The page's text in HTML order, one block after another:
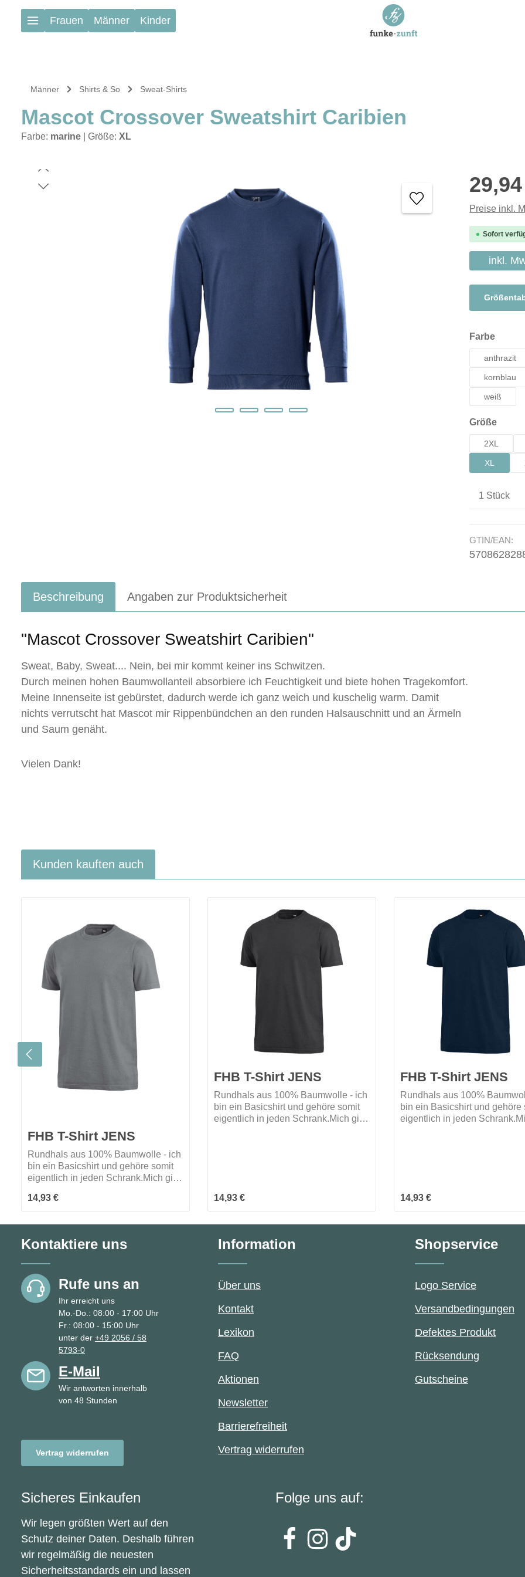
Zum Hauptinhalt springen
Frauen Männer Kinder
Männer Shirts & So Sweat-Shirts
Mascot Crossover Sweatshirt Caribien
Farbe: marine Größe: XL
Regulärer
Preise inkl.
Sofort
inkl.
Farbe
anthrazit
kornblau
weiß
Größe
2XL
XL
Produkt
GTIN/EAN:
Beschreibung Angaben zur Produktsicherheit
"Mascot Crossover Sweatshirt Caribien"
Sweat, Baby, Sweat.... Nein, bei mir kommt keiner ins Schwitzen.
Durch meinen hohen Baumwollanteil absorbiere ich Feuchtigkeit und biete hohen Tragekomfort.
Meine Innenseite ist gebürstet, dadurch werde ich ganz weich und kuschelig warm. Damit
nichts verrutscht hat Mascot mir Rippenbündchen an den runden Halsauschnitt und an Ärmeln
und Saum genäht.
Vielen Dank!
Kunden kauften auch
FHB T-Shirt JENS
Rundhals aus 100% Baumwolle - ich
bin ein Basicshirt und gehöre somit
eigentlich in jeden Schrank.Mich gibt
darf ich bei dir einziehen?
Regulärer Preis:
14,93 €
FHB T-Shirt JENS
Rundhals aus 100% Baumwolle - ich
bin ein Basicshirt und gehöre somit
eigentlich in jeden Schrank.Mich gibt
Regulärer Preis:
14,93 €
FHB T-Shirt JENS
Rundhals aus 100%
bin ein Basicshirt und gehöre
eigentlich in jeden
Regulärer Preis:
14,93 €
Kontaktiere uns
Rufe uns an
Ihr erreicht uns
Mo.-Do.: 08:00 - 17:00 Uhr
Fr.: 08:00 - 15:00 Uhr
unter der +49 2056 / 58
5793-0
E-Mail
Wir antworten innerhalb
von 48 Stunden
Vertrag widerrufen
Information
Über uns
Kontakt
Lexikon
FAQ
Aktionen
Newsletter
Barrierefreiheit
Vertrag widerrufen
Shopservice
Logo Service
Versandbedingungen
Defektes Produkt
Rücksendung
Gutscheine
Sicheres Einkaufen
Wir legen größten Wert auf den
Schutz deiner Daten. Deshalb führen
wir regelmäßig die neuesten
Sicherheitsstandards ein und lassen
Folge uns auf: